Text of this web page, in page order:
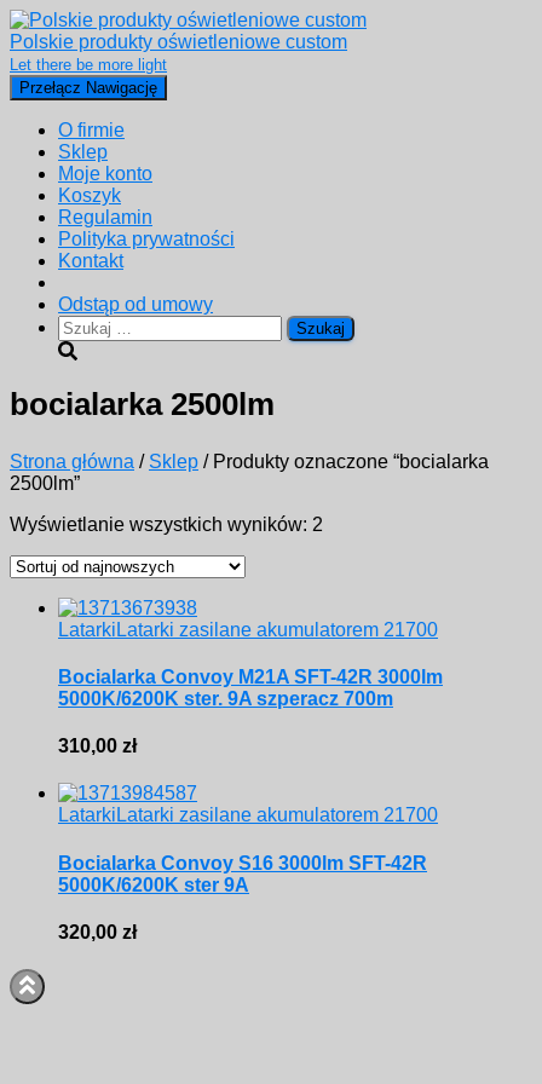
Polskie produkty oświetleniowe custom
Let there be more light
Przełącz Nawigację
O firmie
Sklep
Moje konto
Koszyk
Regulamin
Polityka prywatności
Kontakt
Odstąp od umowy
Szukaj:
bocialarka 2500lm
Strona główna / Sklep / Produkty oznaczone “bocialarka
2500lm”
Wyświetlanie wszystkich wyników: 2
Latarki Latarki zasilane akumulatorem 21700
Bocialarka Convoy M21A SFT-42R 3000lm
5000K/6200K ster. 9A szperacz 700m
310,00 zł
Latarki Latarki zasilane akumulatorem 21700
Bocialarka Convoy S16 3000lm SFT-42R
5000K/6200K ster 9A
320,00 zł